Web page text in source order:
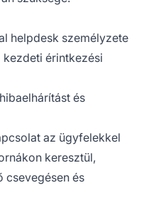
helpdesk személyzete
érintkezési
és
az ügyfelekkel
keresztül,
csevegésen és